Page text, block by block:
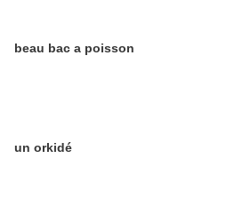
beau bac a poisson
un orkidé